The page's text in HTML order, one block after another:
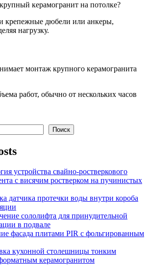
керамогранит на потолке?
крепежные дюбели или анкеры,
нагрузку.
монтаж крупного керамогранита
работ, обычно от нескольких часов
Поиск
устройства свайно-ростверкового
с висячим ростверком на пучинистых
датчика протечки воды внутри короба
сололифта для принудительной
в подвале
фасада плитами PIR с фольгированным
кухонной столешницы тонким
керамогранитом